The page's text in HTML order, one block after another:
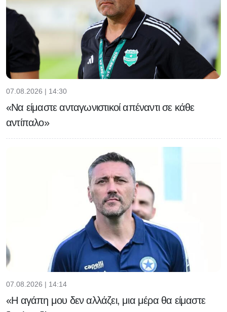
07.08.2026 | 14:30
«Να είμαστε ανταγωνιστικοί απέναντι σε κάθε
αντίπαλο»
07.08.2026 | 14:14
«Η αγάπη μου δεν αλλάζει, μια μέρα θα είμαστε